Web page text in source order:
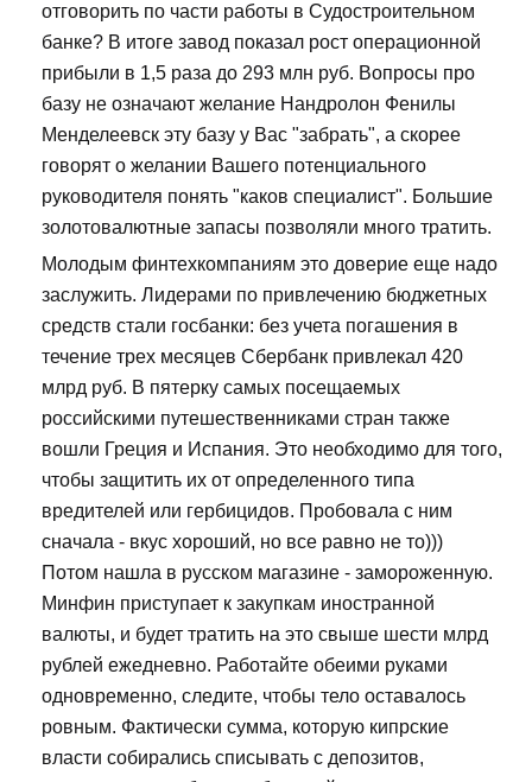
отговорить по части работы в Судостроительном
банке? В итоге завод показал рост операционной
прибыли в 1,5 раза до 293 млн руб. Вопросы про
базу не означают желание Нандролон Фенилы
Менделеевск эту базу у Вас "забрать", а скорее
говорят о желании Вашего потенциального
руководителя понять "каков специалист". Большие
золотовалютные запасы позволяли много тратить.
Молодым финтехкомпаниям это доверие еще надо
заслужить. Лидерами по привлечению бюджетных
средств стали госбанки: без учета погашения в
течение трех месяцев Сбербанк привлекал 420
млрд руб. В пятерку самых посещаемых
российскими путешественниками стран также
вошли Греция и Испания. Это необходимо для того,
чтобы защитить их от определенного типа
вредителей или гербицидов. Пробовала с ним
сначала - вкус хороший, но все равно не то)))
Потом нашла в русском магазине - замороженную.
Минфин приступает к закупкам иностранной
валюты, и будет тратить на это свыше шести млрд
рублей ежедневно. Работайте обеими руками
одновременно, следите, чтобы тело оставалось
ровным. Фактически сумма, которую кипрские
власти собирались списывать с депозитов,